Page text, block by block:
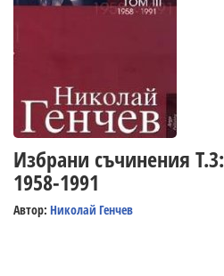
Избрани съчинения
1958-1991
Автор: Николай Генчев